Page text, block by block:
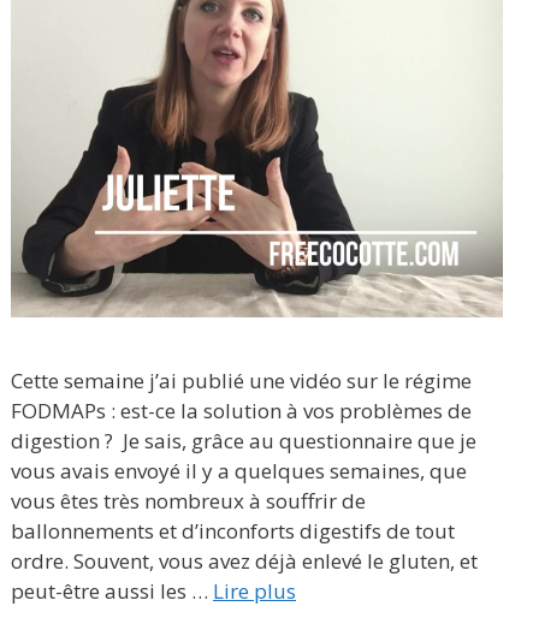
Cette semaine j’ai publié une vidéo sur le régime
FODMAPs : est-ce la solution à vos problèmes de
digestion ? Je sais, grâce au questionnaire que je
vous avais envoyé il y a quelques semaines, que
vous êtes très nombreux à souffrir de
ballonnements et d’inconforts digestifs de tout
ordre. Souvent, vous avez déjà enlevé le gluten, et
peut-être aussi les … Lire plus